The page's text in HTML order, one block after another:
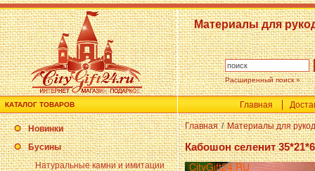
Материалы для
Расширенный поиск »
КАТАЛОГ ТОВАРОВ Главная
Новинки
Бусины
Натуральные камни и имитации
Главная / Материалы для
Кабошон селенит